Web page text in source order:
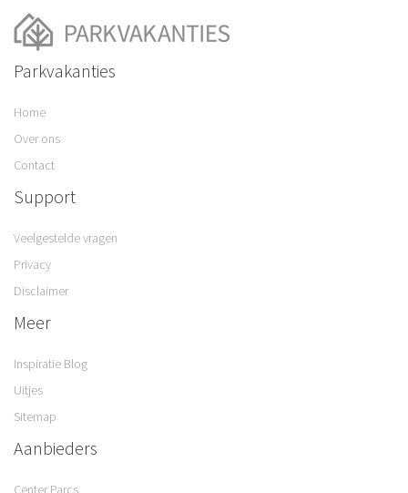
Parkvakanties
Home
Over ons
Contact
Support
Veelgestelde vragen
Privacy
Disclaimer
Meer
Inspiratie Blog
Uitjes
Sitemap
Aanbieders
Center Parcs